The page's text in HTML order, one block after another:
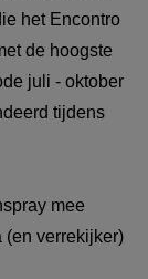
het Encontro
de hoogste
juli - oktober
tijdens
mee
(en verrekijker)